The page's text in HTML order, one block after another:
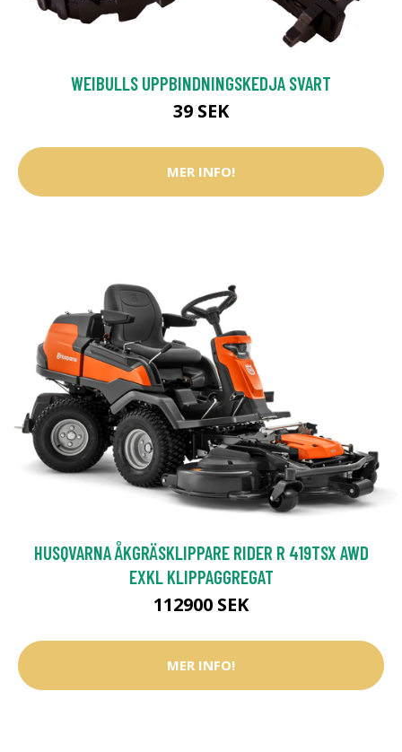
WEIBULLS UPPBINDNINGSKEDJA SVART
39 SEK
MER INFO!
HUSQVARNA ÅKGRÄSKLIPPARE RIDER R 419TSX AWD
EXKL KLIPPAGGREGAT
112900 SEK
MER INFO!